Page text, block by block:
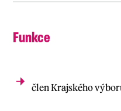
Funkce
člen Krajského